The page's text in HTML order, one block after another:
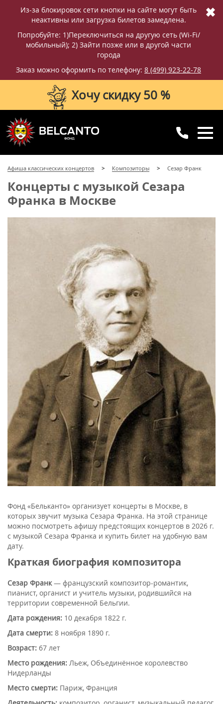
Из-за блокировок сети кнопки на сайте могут быть
неактивны или загрузка билетов замедлена.
Попробуйте: 1)Переключиться на другую сеть (Wi-Fi/
мобильный); 2) Зайти позже или в другой части
города
Заказ можно оформить по телефону: 8 (499) 923-22-78
✖
Хочу скидку 50 %
8 (499) 923-22-78
8 (800) 770-09-71
для регионов
Афиша классических концертов Композиторы Сезар Франк
Концерты с музыкой Сезара
Франка в Москве
Фонд «Бельканто» организует концерты в Москве, в
которых звучит музыка Сезара Франка. На этой странице
можно посмотреть афишу предстоящих концертов в 2026 г.
с музыкой Сезара Франка и купить билет на удобную вам
дату.
Краткая биография композитора
Сезар Франк— французский композитор-романтик,
пианист, органист и учитель музыки, родившийся на
территории современной Бельгии.
Дата рождения: 10 декабря 1822 г.
Дата смерти: 8 ноября 1890 г.
Возраст: 67 лет
Место рождения: Льеж, Объединённое королевство
Нидерланды
Место смерти: Париж, Франция